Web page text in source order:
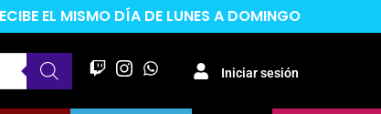
EL MISMO DÍA DE LUNES A DOMINGO
Iniciar sesión